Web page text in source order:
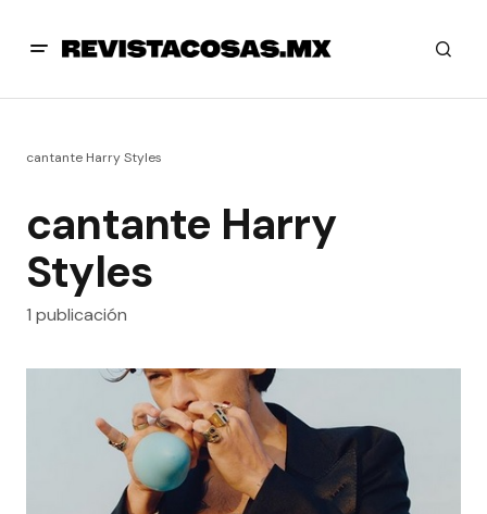
cantante Harry Styles
cantante Harry
Styles
1 publicación